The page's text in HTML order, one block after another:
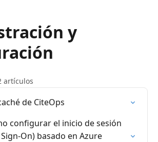
y
artículos
de CiteOps
configurar el inicio de sesión
On) basado en Azure